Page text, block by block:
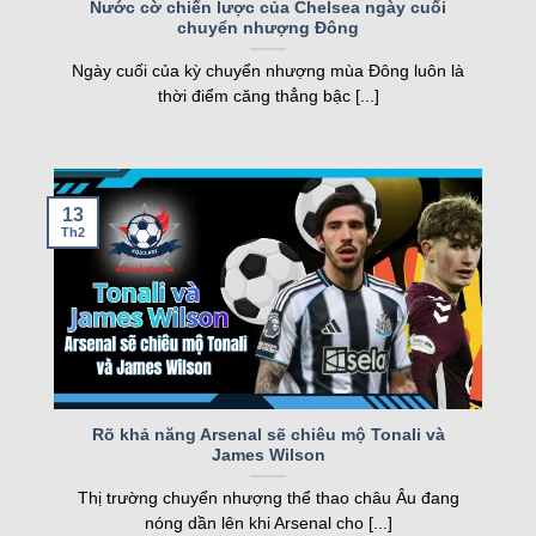
nghiệp, kqbd ngày càng khẳng định vị thế của
mình.
Các tính năng nổi bật của Kqbd – Kết
Một số tính năng nổi bật của kqbd
Trang web sở hữu nhiều tính năng vượt trội, đáp
ứng nhu cầu của cả người hâm mộ và cược thủ.
Nước cờ chiến lược của Chelsea ngày cuối
chuyển nhượng Đông
Ngày cuối của kỳ chuyển nhượng mùa Đông luôn là
thời điểm căng thẳng bậc [...]
Rõ khả năng Arsenal sẽ chiêu mộ Tonali và
James Wilson
Thị trường chuyển nhượng thể thao châu Âu đang
nóng dần lên khi Arsenal cho [...]
13
Th2